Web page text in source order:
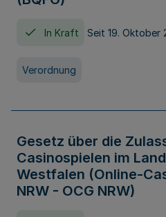
In Kraft Seit 19. Oktober
Verordnung
Gesetz über die
Casinospielen im
Westfalen (Online-
NRW - OCG NRW)